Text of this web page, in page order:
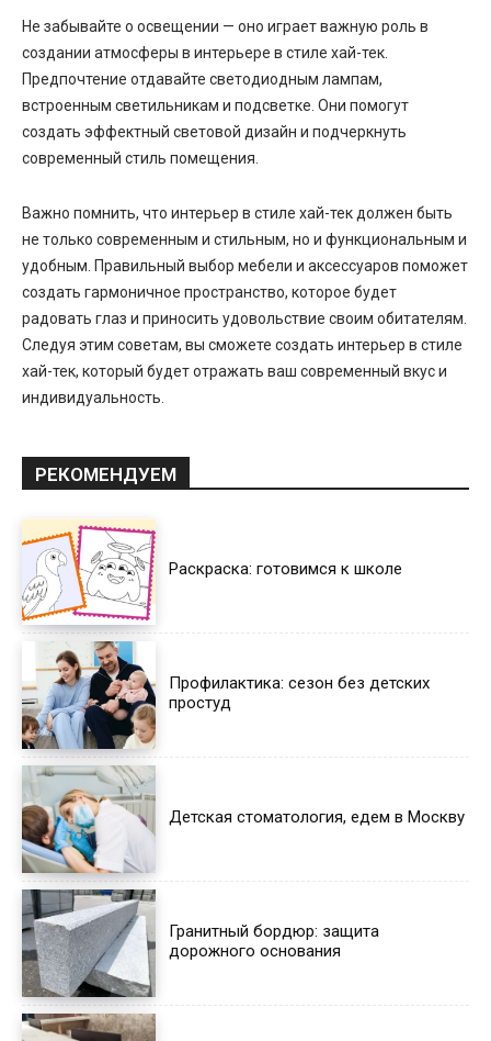
Не забывайте о освещении — оно играет важную роль в
создании атмосферы в интерьере в стиле хай-тек.
Предпочтение отдавайте светодиодным лампам,
встроенным светильникам и подсветке. Они помогут
создать эффектный световой дизайн и подчеркнуть
современный стиль помещения.
Важно помнить, что интерьер в стиле хай-тек должен быть
не только современным и стильным, но и функциональным и
удобным. Правильный выбор мебели и аксессуаров поможет
создать гармоничное пространство, которое будет
радовать глаз и приносить удовольствие своим обитателям.
Следуя этим советам, вы сможете создать интерьер в стиле
хай-тек, который будет отражать ваш современный вкус и
индивидуальность.
РЕКОМЕНДУЕМ
Раскраска: готовимся к школе
Профилактика: сезон без детских
простуд
Детская стоматология, едем в Москву
Гранитный бордюр: защита
дорожного основания